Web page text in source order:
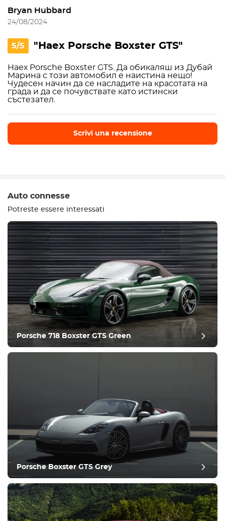
Bryan Hubbard
24/08/2024
5/5 "Наех Porsche Boxster GTS"
Наех Porsche Boxster GTS. Да обикаляш из Дубай
Марина с този автомобил е наистина нещо!
Чудесен начин да се насладите на красотата на
града и да се почувствате като истински
състезател.
Scrivi una recensione
Attrezzatura
Confortevole
Controllo del clima
Guida
Condizione
recensione del post
Auto connesse
Potreste essere interessati
Porsche 718 Boxster GTS Green
Porsche Boxster GTS Grey